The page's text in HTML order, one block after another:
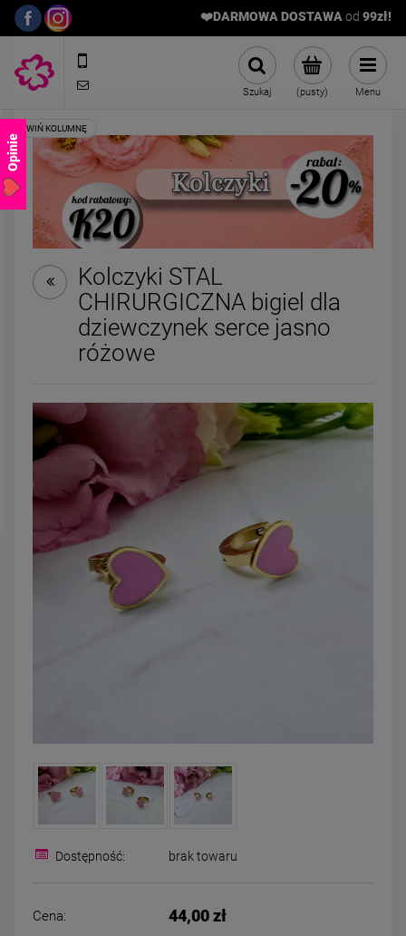
❤️DARMOWA DOSTAWA od 99zł!
sklep@stalowelove.com.pl (pusty)
Szukaj Menu
Bransoletka STAL
CHIRURGICZNA
uniwersalna czarny
sznurek koniczyna
49,00 zł
ZESTAW -
bransoletka
zobacz więcej
Bransoletka srebrna STAL
modułowa czarne
koniczyny kryształki
79,00 zł
Kolczyki STAL
CHIRURGICZNA bigiel dla
dziewczynek serce jasno
różowe
Dostępność: brak towaru
Cena: 44,00 zł
Opinie